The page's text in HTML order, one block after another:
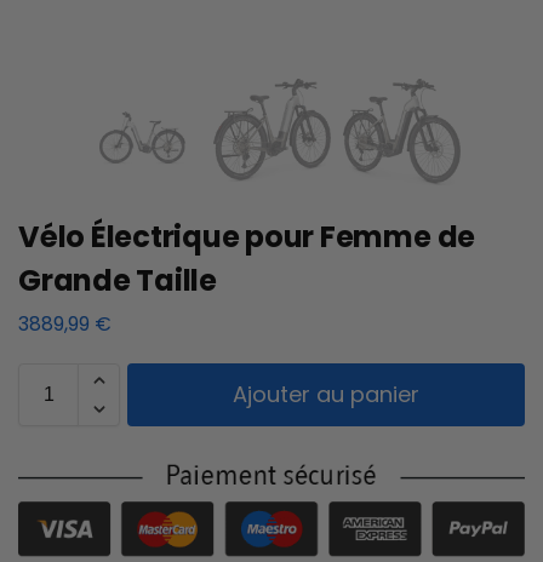
Vélo Électrique pour Femme de
Grande Taille
3889,99 €
Ajouter au panier